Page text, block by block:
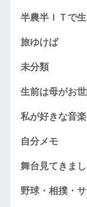
半農半ＩＴで
旅ゆけば
未分類
生前は母がお
私が好きな音楽
自分メモ
舞台見てきま
野球・相撲・